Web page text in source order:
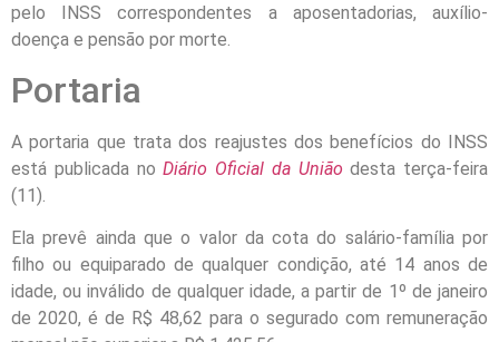
pelo INSS correspondentes a aposentadorias, auxílio-
doença e pensão por morte.
Portaria
A portaria que trata dos reajustes dos benefícios do INSS
está publicada no Diário Oficial da Uniãodesta terça-feira
(11).
Ela prevê ainda que o valor da cota do salário-família por
filho ou equiparado de qualquer condição, até 14 anos de
idade, ou inválido de qualquer idade, a partir de 1º de janeiro
de 2020, é de R$ 48,62 para o segurado com remuneração